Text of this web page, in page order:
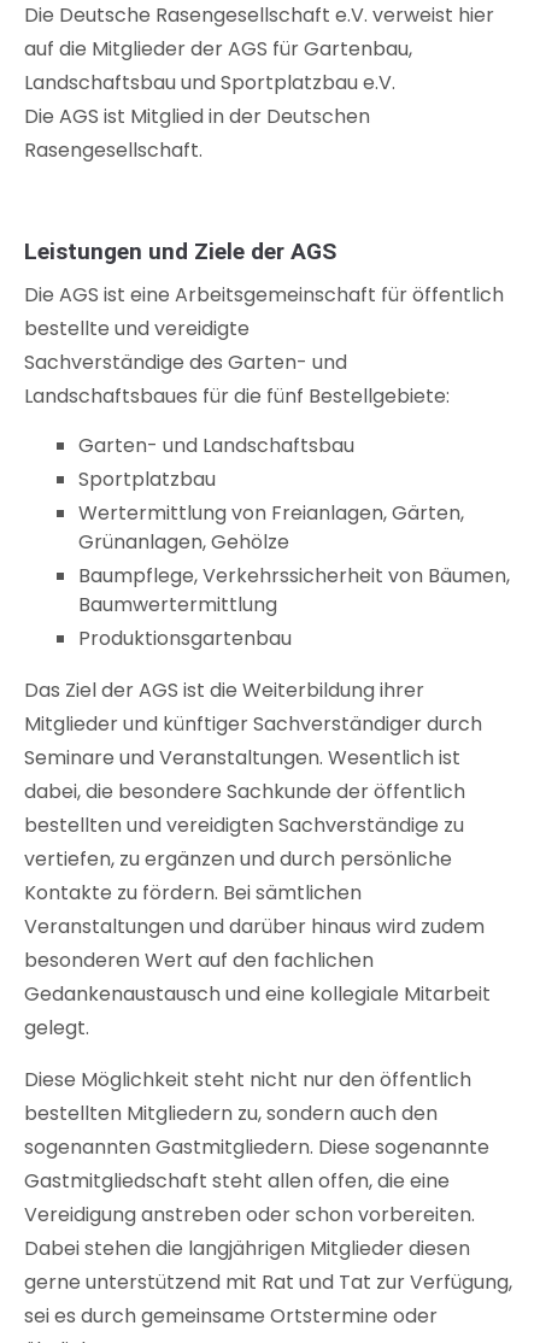
Die Deutsche Rasengesellschaft e.V. verweist hier
auf die Mitglieder der AGS für Gartenbau,
Landschaftsbau und Sportplatzbau e.V.
Die AGS ist Mitglied in der Deutschen
Rasengesellschaft.
Leistungen und Ziele der AGS
Die AGS ist eine Arbeitsgemeinschaft für öffentlich
bestellte und vereidigte
Sachverständige des Garten- und
Landschaftsbaues für die fünf Bestellgebiete:
Garten- und Landschaftsbau
Sportplatzbau
Wertermittlung von Freianlagen, Gärten,
Grünanlagen, Gehölze
Baumpflege, Verkehrssicherheit von Bäumen,
Baumwertermittlung
Produktionsgartenbau
Das Ziel der AGS ist die Weiterbildung ihrer
Mitglieder und künftiger Sachverständiger durch
Seminare und Veranstaltungen. Wesentlich ist
dabei, die besondere Sachkunde der öffentlich
bestellten und vereidigten Sachverständige zu
vertiefen, zu ergänzen und durch persönliche
Kontakte zu fördern. Bei sämtlichen
Veranstaltungen und darüber hinaus wird zudem
besonderen Wert auf den fachlichen
Gedankenaustausch und eine kollegiale Mitarbeit
gelegt.
Diese Möglichkeit steht nicht nur den öffentlich
bestellten Mitgliedern zu, sondern auch den
sogenannten Gastmitgliedern. Diese sogenannte
Gastmitgliedschaft steht allen offen, die eine
Vereidigung anstreben oder schon vorbereiten.
Dabei stehen die langjährigen Mitglieder diesen
gerne unterstützend mit Rat und Tat zur Verfügung,
sei es durch gemeinsame Ortstermine oder